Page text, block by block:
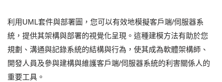
利用UML套件與部署圖，您可以有效地模擬客戶端/伺服器系
統，提供其架構與部署的視覺化呈現。這種建模方法有助於您
規劃、溝通與記錄系統的結構與行為，使其成為軟體架構師、
開發人員及參與建構與維護客戶端/伺服器系統的利害關係人的
重要工具。